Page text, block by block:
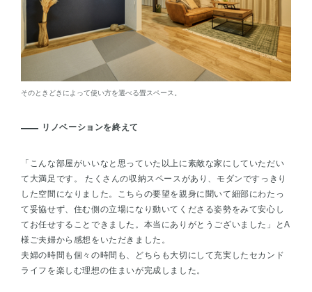
そのときどきによって使い方を選べる畳スペース。
リノベーションを終えて
「こんな部屋がいいなと思っていた以上に素敵な家にしていただい
て大満足です。 たくさんの収納スペースがあり、モダンですっきり
した空間になりました。こちらの要望を親身に聞いて細部にわたっ
て妥協せず、住む側の立場になり動いてくださる姿勢をみて安心し
てお任せすることできました。本当にありがとうございました」とA
様ご夫婦から感想をいただきました。
夫婦の時間も個々の時間も、どちらも大切にして充実したセカンド
ライフを楽しむ理想の住まいが完成しました。